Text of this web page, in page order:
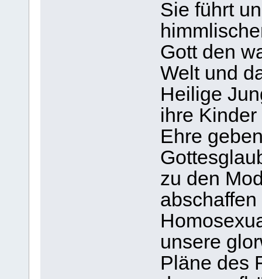
Sie führt
Gott den
Welt und
Heilige
ihre
Ehre
zu den
unsere
Pläne des